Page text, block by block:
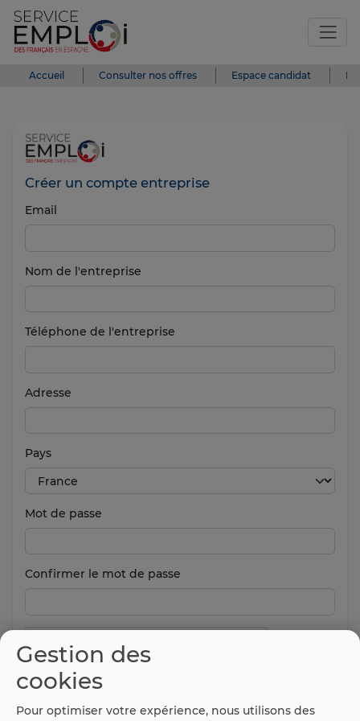
Accueil Consulter nos offres Espace candidat
Créer un compte entreprise
Email
Nom de l'entreprise
Téléphone de l'entreprise
Adresse
Pays
Mot de passe
Confirmer le mot de passe
Gestion des
cookies
Pour optimiser votre expérience, nous utilisons des